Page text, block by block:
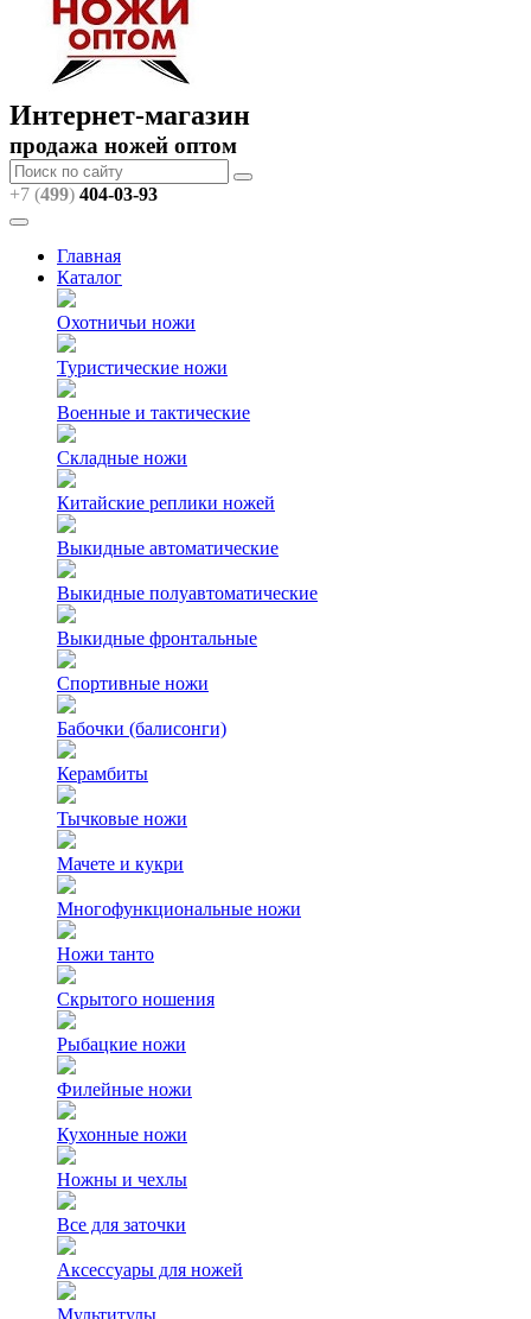
Интернет-магазин
продажа ножей оптом
+7 (499) 404-03-93
Главная
Каталог
Охотничьи ножи
Туристические ножи
Военные и тактические
Складные ножи
Китайские реплики ножей
Выкидные автоматические
Выкидные полуавтоматические
Выкидные фронтальные
Спортивные ножи
Бабочки (балисонги)
Керамбиты
Тычковые ножи
Мачете и кукри
Многофункциональные ножи
Ножи танто
Скрытого ношения
Рыбацкие ножи
Филейные ножи
Кухонные ножи
Ножны и чехлы
Все для заточки
Аксессуары для ножей
Мультитулы